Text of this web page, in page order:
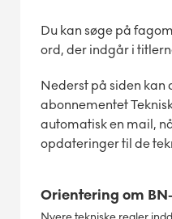
Du kan søge på
ord, der indgår i
Nederst på siden kan
abonnementet
automatisk en mail,
opdateringer til de
Orientering om